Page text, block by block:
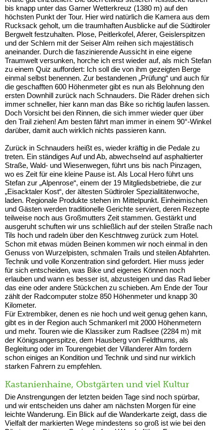
bis knapp unter das Garner Wetterkreuz (1380 m) auf den
höchsten Punkt der Tour. Hier wird natürlich die Kamera aus dem
Rucksack geholt, um die traumhaften Ausblicke auf die Südtiroler
Bergwelt festzuhalten. Plose, Peitlerkofel, Aferer, Geislerspitzen
und der Schlern mit der Seiser Alm reihen sich majestätisch
aneinander. Durch die faszinierende Aussicht in eine eigene
Traumwelt versunken, horche ich erst wieder auf, als mich Stefan
zu einem Quiz auffordert: Ich soll die von ihm gezeigten Berge
einmal selbst benennen. Zur bestandenen „Prüfung“ und auch für
die geschafften 600 Höhenmeter gibt es nun als Belohnung den
ersten Downhill zurück nach Schnauders. Die Räder drehen sich
immer schneller, hier kann man das Bike so richtig laufen lassen.
Doch Vorsicht bei den Rinnen, die sich immer wieder quer über
den Trail ziehen! Am besten fährt man immer in einem 90°-Winkel
darüber, damit auch wirklich nichts passieren kann.
Zurück in Schnauders heißt es, wieder kräftig in die Pedale zu
treten. Ein ständiges Auf und Ab, abwechselnd auf asphaltierter
Straße, Wald- und Wiesenwegen, führt uns bis nach Pinzagen,
wo es Zeit für eine kleine Pause ist. Als Local Hero führt uns
Stefan zur „Alpenrose“, einem der 19 Mitgliedsbetriebe, die zur
„Eisacktaler Kost“, der ältesten Südtiroler Spezialitätenwoche,
laden. Regionale Produkte stehen im Mittelpunkt. Einheimischen
und Gästen werden traditionelle Gerichte serviert, deren Rezepte
teilweise noch aus Großmutters Zeit stammen. Gestärkt und
ausgeruht schuften wir uns schließlich auf der steilen Straße nach
Tils hoch und radeln über den Keschtnweg zurück zum Hotel.
Schon mit etwas müden Beinen kommen wir noch einmal in den
Genuss von Wurzelpisten, schmalen Trails und steilen Abfahrten.
Technik und volle Konzentration sind gefordert. Hier muss jeder
für sich entscheiden, was Bike und eigenes Können noch
erlauben und wann es besser ist, abzusteigen und das Rad lieber
das eine oder andere Stückchen zu schieben. Am Ende der Tour
zählt der Radcomputer stolze 850 Höhenmeter und knapp 30
Kilometer.
Für Extrembiker, denen es nie hoch und weit genug gehen kann,
gibt es in der Region auch Schmankerl mit 2000 Höhenmetern
und mehr. Touren wie die Klassiker zum Radlsee (2284 m) mit
der Königsangerspitze, dem Hausberg von Feldthurns, als
Begleitung oder im Tourengebiet der Villanderer Alm fordern
schon einiges an Kondition und Technik und sind nur wirklich
starken Fahrern zu empfehlen.
Kastanienhaine, Obstgärten und viel Kultur
Die Anstrengungen der letzten beiden Tage sind noch spürbar,
und wir entscheiden uns daher am nächsten Morgen für eine
leichte Wanderung. Ein Blick auf die Wanderkarte zeigt, dass die
Vielfalt der markierten Wege mindestens so groß ist wie bei den